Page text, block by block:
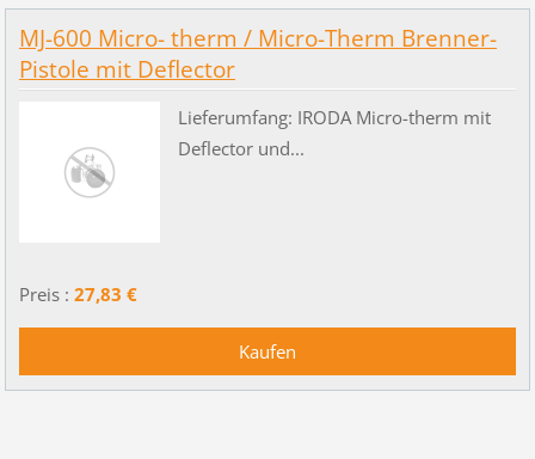
MJ-600 Micro- therm / Micro-Therm Brenner-
Pistole mit Deflector
Lieferumfang: IRODA Micro-therm mit
Deflector und...
Preis : 27,83 €